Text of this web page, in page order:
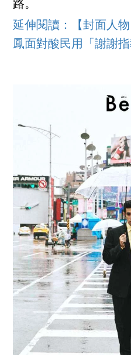
路。
延伸閱讀：【封面人
鳳面對酸民用「謝謝